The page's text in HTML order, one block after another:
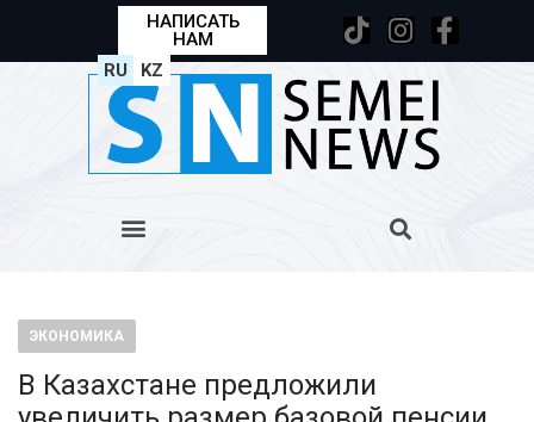
НАПИСАТЬ
НАМ
RU
KZ
ЭКОНОМИКА
В Казахстане предложили